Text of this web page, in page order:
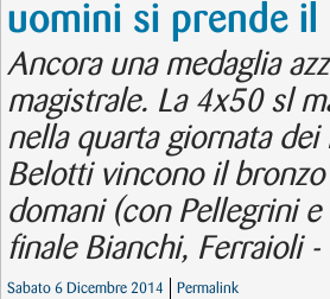
uomini si prende
Ancora una medaglia
magistrale. La 4x50 sl
nella quarta giornata
Belotti vincono il
domani (con Pellegrini
finale Bianchi, Ferraioli
Sabato 6 Dicembre 2014 Permalink